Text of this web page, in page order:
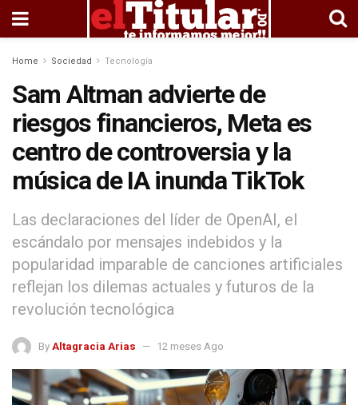
Home Sociedad Tecnología
Sam Altman advierte de
riesgos financieros, Meta es
centro de controversia y la
música de IA inunda TikTok
Las declaraciones del líder de OpenAI, el
escándalo por mensajes indebidos y la
popularidad imparable de canciones artificiales
reflejan los dilemas actuales y futuros de la
revolución tecnológica
By Altagracia Arias 12 meses Ago